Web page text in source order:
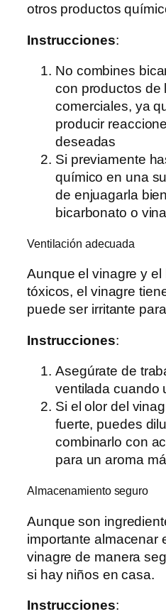
otros productos
Instrucciones:
No combines
con productos de
comerciales, ya
producir
deseadas
Si previamente
químico en una
de enjuagarla
bicarbonato o
Ventilación adecuada
Aunque el vinagre y
tóxicos, el vinagre
puede ser irritante
Instrucciones:
Asegúrate de
ventilada cuando
Si el olor del
fuerte, puedes
combinarlo con
para un aroma
Almacenamiento seguro
Aunque son
importante almacenar
vinagre de manera
si hay niños en casa.
Instrucciones: